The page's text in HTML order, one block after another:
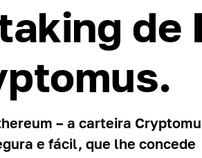
de
– a carteira
e fácil, que lhe concede